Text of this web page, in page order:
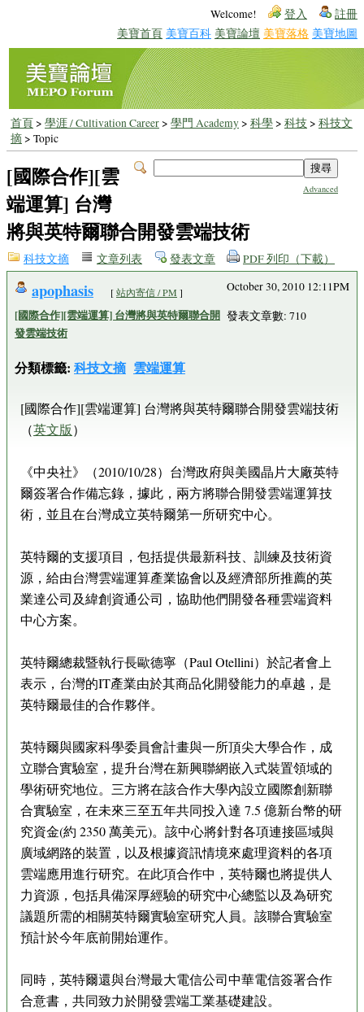
Welcome! 登入 註冊
美寶首頁 美寶百科 美寶論壇 美寶落格 美寶地圖
首頁> 學涯 / Cultivation Career> 學門 Academy> 科學> 科技> 科技文
摘> Topic
Advanced
[國際合作][雲
端運算] 台灣
將與英特爾聯合開發雲端技術
科技文摘 文章列表 發表文章 PDF 列印（下載）
apophasis [站內寄信 / PM ]
[國際合作][雲端運算] 台灣將與英特爾聯合開
發雲端技術
分類標籤: 科技文摘 雲端運算
October 30, 2010 12:11PM
發表文章數: 710
[國際合作][雲端運算] 台灣將與英特爾聯合開發雲端技術
（英文版）
《中央社》（2010/10/28）台灣政府與美國晶片大廠英特
爾簽署合作備忘錄，據此，兩方將聯合開發雲端運算技
術，並且在台灣成立英特爾第一所研究中心。
英特爾的支援項目，包括提供最新科技、訓練及技術資
源，給由台灣雲端運算產業協會以及經濟部所推薦的英
業達公司及緯創資通公司，協助他們開發各種雲端資料
中心方案。
英特爾總裁暨執行長歐德寧（Paul Otellini）於記者會上
表示，台灣的IT產業由於其商品化開發能力的卓越，是
英特爾最佳的合作夥伴。
英特爾與國家科學委員會計畫與一所頂尖大學合作，成
立聯合實驗室，提升台灣在新興聯網嵌入式裝置領域的
學術研究地位。三方將在該合作大學內設立國際創新聯
合實驗室，在未來三至五年共同投入達 7.5 億新台幣的研
究資金(約 2350 萬美元)。該中心將針對各項連接區域與
廣域網路的裝置，以及根據資訊情境來處理資料的各項
雲端應用進行研究。在此項合作中，英特爾也將提供人
力資源，包括具備深厚經驗的研究中心總監以及為研究
議題所需的相關英特爾實驗室研究人員。該聯合實驗室
預計於今年底前開始運作。
同時，英特爾還與台灣最大電信公司中華電信簽署合作
合意書，共同致力於開發雲端工業基礎建設。